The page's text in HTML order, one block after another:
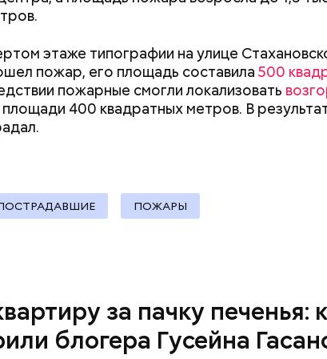
этаже типографии на улице
пожар, его площадь составила 500
пожарные смогли локализовать
площади 400 квадратных метров. В
ПОЖАРЫ
за пачку печенья:
блогера Гусейна
МВД РФ
задержали. На первом же допросе он
преступления была квартира
их смерти перешла бы сыну. Но спустя
что ранее уже травил других людей.